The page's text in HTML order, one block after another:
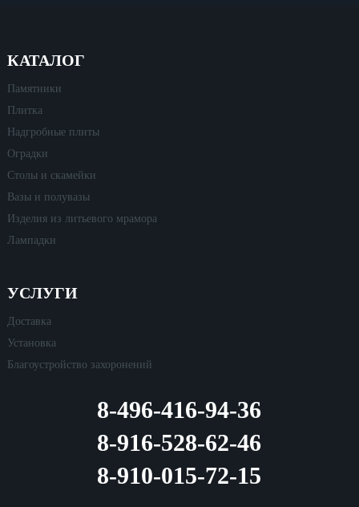
КАТАЛОГ
Памятники
Плитка
Надгробные плиты
Оградки
Столы и скамейки
Вазы и полувазы
Изделия из литьевого мрамора
Лампадки
УСЛУГИ
Доставка
Установка
Благоустройство захоронений
8-496-416-94-36
8-916-528-62-46
8-910-015-72-15